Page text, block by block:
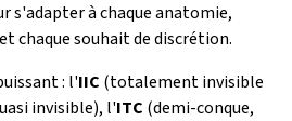
s'adapter à chaque anatomie,
chaque souhait de discrétion.
: l'IIC (totalement invisible
invisible), l'ITC (demi-conque,